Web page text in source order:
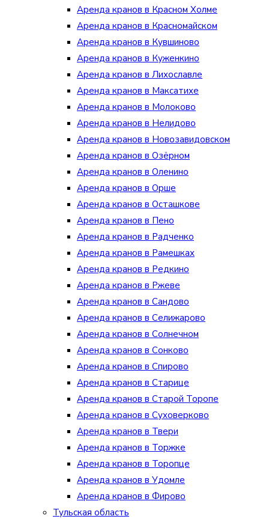
Аренда кранов в Красном Холме
Аренда кранов в Красномайском
Аренда кранов в Кувшиново
Аренда кранов в Куженкино
Аренда кранов в Лихославле
Аренда кранов в Максатихе
Аренда кранов в Молоково
Аренда кранов в Нелидово
Аренда кранов в Новозавидовском
Аренда кранов в Озёрном
Аренда кранов в Оленино
Аренда кранов в Орше
Аренда кранов в Осташкове
Аренда кранов в Пено
Аренда кранов в Радченко
Аренда кранов в Рамешках
Аренда кранов в Редкино
Аренда кранов в Ржеве
Аренда кранов в Сандово
Аренда кранов в Селижарово
Аренда кранов в Солнечном
Аренда кранов в Сонково
Аренда кранов в Спирово
Аренда кранов в Старице
Аренда кранов в Старой Торопе
Аренда кранов в Суховерково
Аренда кранов в Твери
Аренда кранов в Торжке
Аренда кранов в Торопце
Аренда кранов в Удомле
Аренда кранов в Фирово
Тульская область